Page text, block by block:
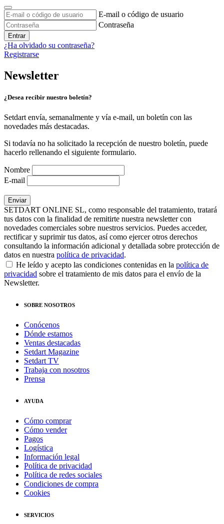
E-mail o código de usuario
Contraseña
Entrar
¿Ha olvidado su contraseña?
Registrarse
Newsletter
¿Desea recibir nuestro boletín?
Setdart envía, semanalmente y vía e-mail, un boletín con las
novedades más destacadas.
Si todavía no ha solicitado la recepción de nuestro boletín, puede
hacerlo rellenando el siguiente formulario.
Nombre
E-mail
SETDART ONLINE SL, como responsable del tratamiento, tratará
tus datos con la finalidad de remitirte nuestra newsletter con
novedades comerciales sobre nuestros servicios. Puedes acceder,
rectificar y suprimir tus datos, así como ejercer otros derechos
consultando la información adicional y detallada sobre protección de
datos en nuestra política de privacidad.
He leído y acepto las condiciones contenidas en la política de
privacidad sobre el tratamiento de mis datos para el envío de la
Newsletter.
SOBRE NOSOTROS
Conócenos
Dónde estamos
Ventas destacadas
Setdart Magazine
Setdart TV
Trabaja con nosotros
Prensa
AYUDA
Cómo comprar
Cómo vender
Pagos
Logística
Información legal
Política de privacidad
Política de redes sociales
Condiciones de compra
Cookies
SERVICIOS